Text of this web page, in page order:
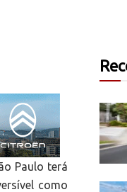
Paulo terá
como